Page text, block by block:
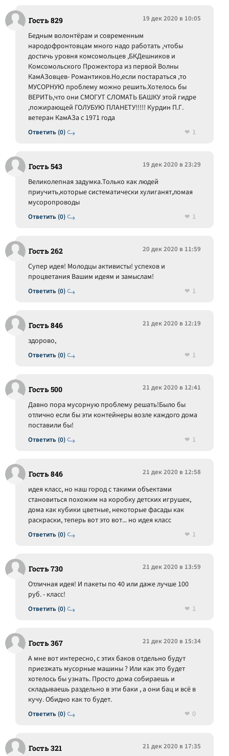
Гость 829 19 дек 2020 в 10:05
Ответить (0)
Бедным волонтёрам и современным
народофронтовцам много надо работать ,чтобы
достичь уровня комсомольцев ,БКДешников и
Комсомольского Прожектора из первой Волны
КамАЗовцев- Романтиков.Но,если постараться ,то
МУСОРНУЮ проблему можно решить.Хотелось бы
ВЕРИТЬ,что они СМОГУТ СЛОМАТЬ БАШКУ этой гидре
,пожирающей ГОЛУБУЮ ПЛАНЕТУ!!!!! Курдин П.Г.
ветеран КамАЗа с 1971 года
1
Гость 543 19 дек 2020 в 23:29
Ответить (0)
Великолепная задумка.Только как людей
приучить,которые систематически хулиганят,ломая
мусоропроводы
1
Гость 262 20 дек 2020 в 11:59
Ответить (0)
Супер идея! Молодцы активисты! успехов и
процветания Вашим идеям и замыслам!
1
Гость 846 21 дек 2020 в 12:19
Ответить (0)
здорово,
1
Гость 500 21 дек 2020 в 12:41
Ответить (0)
Давно пора мусорную проблему решать!Было бы
отлично если бы эти контейнеры возле каждого дома
поставили бы!
1
Гость 846 21 дек 2020 в 12:58
Ответить (0)
идея класс, но наш город с такими объектами
становиться похожим на коробку детских игрушек,
дома как кубики цветные, некоторые фасады как
раскраски, теперь вот это вот... но идея класс
1
Гость 730 21 дек 2020 в 13:59
Ответить (0)
Отличная идея! И пакеты по 40 или даже лучше 100
руб. - класс!
1
Гость 367 21 дек 2020 в 15:34
Ответить (0)
А мне вот интересно, с этих баков отдельно будут
приезжать мусорные машины ? Или как это будет
хотелось бы узнать. Просто дома собираешь и
складываешь раздельно в эти баки , а они бац и всё в
кучу. Обидно как то будет.
0
Гость 321 21 дек 2020 в 17:35